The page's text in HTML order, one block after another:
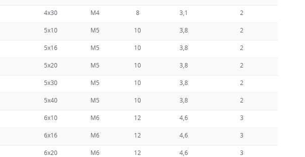
4x30 M4 8 3,1 2
5x10 M5 10 3,8 2
5x16 M5 10 3,8 2
5x20 M5 10 3,8 2
5x30 M5 10 3,8 2
5x40 M5 10 3,8 2
6x10 M6 12 4,6 3
6x16 M6 12 4,6 3
6x20 M6 12 4,6 3